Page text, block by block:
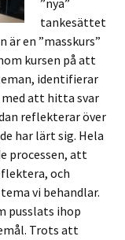
”nya”
tankesättet
är en ”masskurs”
kursen på att
identifierar
att hitta svar
reflekterar över
har lärt sig. Hela
processen, att
och
vi behandlar.
pusslats ihop
Trots att